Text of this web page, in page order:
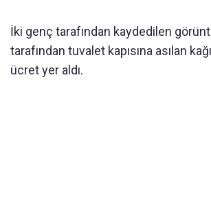
İki genç tarafından kaydedilen
tarafından tuvalet kapısına asılan
ücret yer aldı.